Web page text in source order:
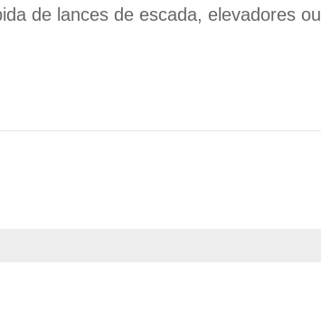
de lances de escada, elevadores ou